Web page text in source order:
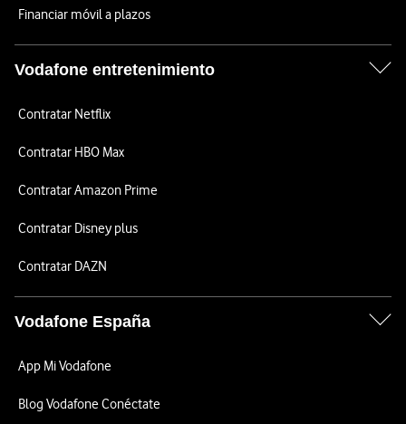
Financiar móvil a plazos
Vodafone entretenimiento
Contratar Netflix
Contratar HBO Max
Contratar Amazon Prime
Contratar Disney plus
Contratar DAZN
Vodafone España
App Mi Vodafone
Blog Vodafone Conéctate